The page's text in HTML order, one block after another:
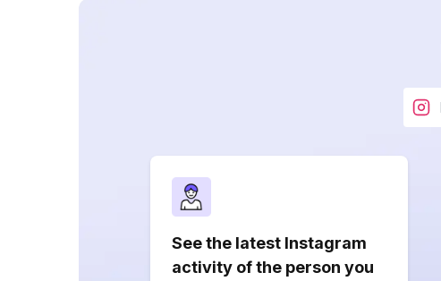
See the latest Instagram
activity of the person you